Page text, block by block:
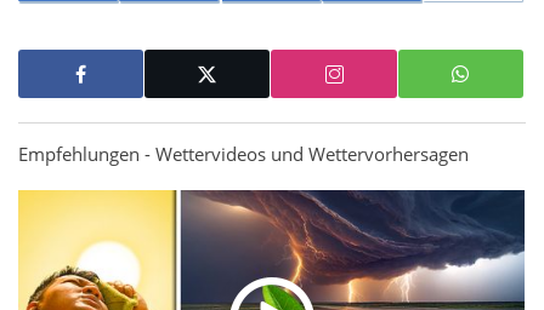
Empfehlungen - Wettervideos und Wettervorhersagen